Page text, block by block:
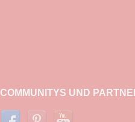
COMMUNITYS UND